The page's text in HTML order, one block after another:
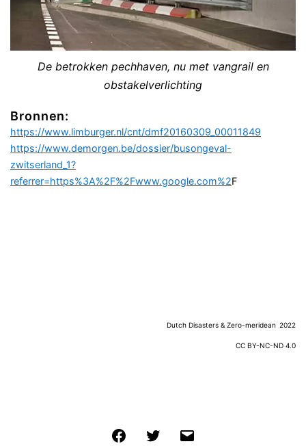
De betrokken pechhaven, nu met vangrail en
obstakelverlichting
Bronnen:
https://www.limburger.nl/cnt/dmf20160309_00011849
https://www.demorgen.be/dossier/busongeval-
zwitserland_1?
referrer=https%3A%2F%2Fwww.google.com%2F
Dutch Disasters & Zero-meridean 2022
CC BY-NC-ND 4.0
FacebookTwitter